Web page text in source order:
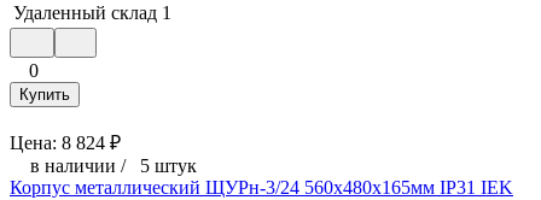
Удаленный склад 1
0
Купить
Цена: 8 824 ₽
в наличии / 5 штук
Корпус металлический ЩУРн-3/24 560х480х165мм IP31 IEK